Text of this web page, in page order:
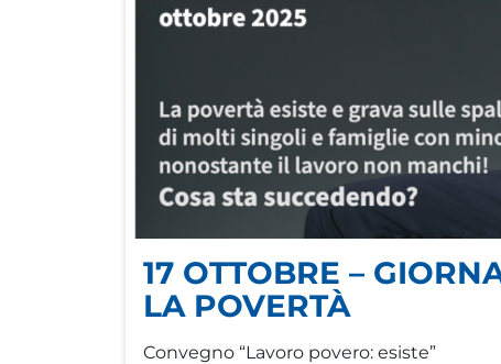
17 OTTOBRE –
LA POVERTÀ
Convegno “Lavoro povero: esiste”